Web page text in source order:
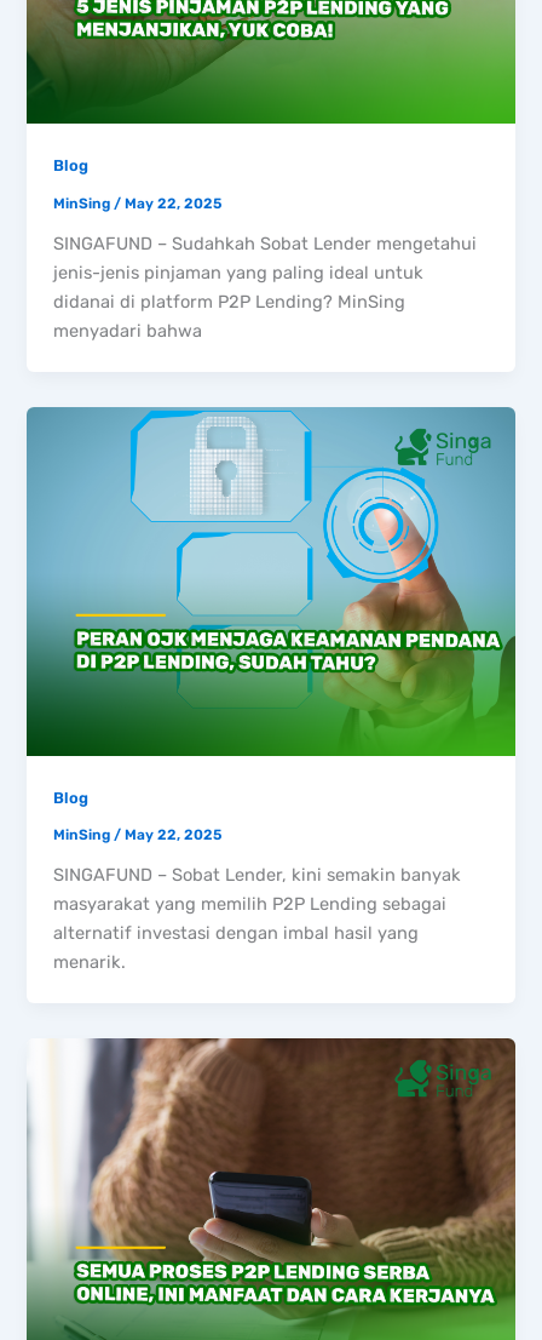
Blog
MinSing/May 22, 2025
SINGAFUND – Sudahkah Sobat Lender mengetahui
jenis-jenis pinjaman yang paling ideal untuk
didanai di platform P2P Lending? MinSing
menyadari bahwa
Blog
MinSing/May 22, 2025
SINGAFUND – Sobat Lender, kini semakin banyak
masyarakat yang memilih P2P Lending sebagai
alternatif investasi dengan imbal hasil yang
menarik.